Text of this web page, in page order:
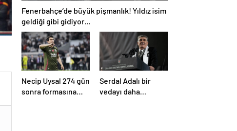
Fenerbahçe’de büyük pişmanlık! Yıldız isim
geldiği gibi gidiyor…
Necip Uysal 274 gün
sonra formasına
Serdal Adalı bir
vedayı daha